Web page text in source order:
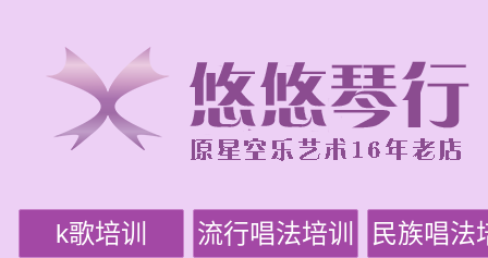
k歌培训 流行唱法培训 民族唱法